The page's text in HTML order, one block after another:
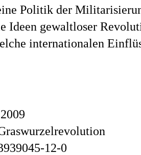
Politik der
Ideen gewaltloser
internationalen
2009
12-0